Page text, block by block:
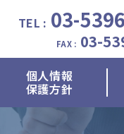
TEL : 03-
FAX : 03-
個人情報
保護方針